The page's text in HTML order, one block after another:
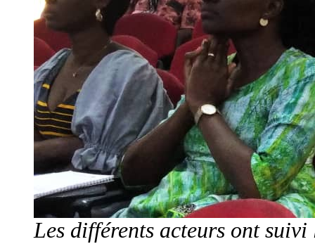
Les différents acteurs ont